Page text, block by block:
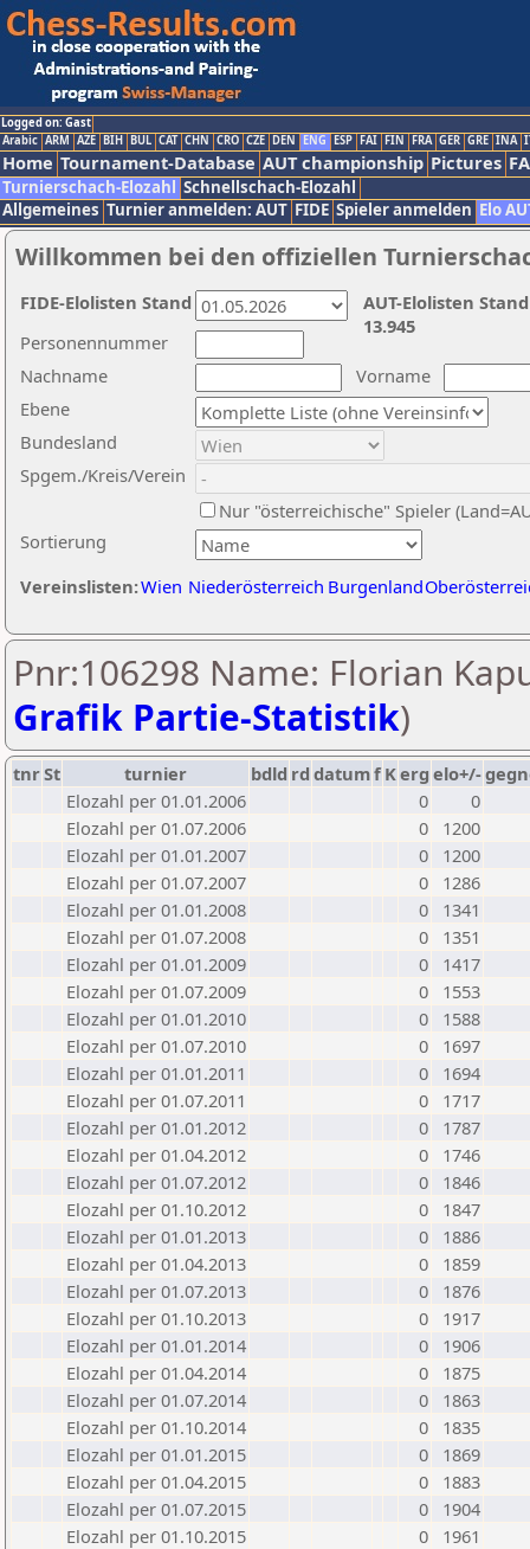
Logged on: Gast
Arabic ARM AZE BIH BUL CAT CHN CRO CZE DEN ENG ESP FAI FIN FRA GER GRE INA
Home Tournament-Database AUT championship Pictures
Turnierschach-Elozahl Schnellschach-Elozahl
Allgemeines Turnier anmelden: AUT FIDE Spieler anmelden Elo
Willkommen bei den offiziellen
Nachname
Vorname
Ebene
Sortierung
Personennummer
Bundesland
Spgem./Kreis/Verein
Nur "österreichische" Spieler
Vereinslisten:Wien Niederösterreich Burgenland
AUT-Elolisten
13.945
FIDE-Elolisten Stand
Pnr:106298 Name: Florian
Grafik Partie-Statistik)
tnrSt turnier bdld rd datumf Kerg elo+/-
Elozahl per 01.01.2006
0
0
Elozahl per 01.07.2006
0
1200
Elozahl per 01.01.2007
0
1200
Elozahl per 01.07.2007
0
1286
Elozahl per 01.01.2008
0
1341
Elozahl per 01.07.2008
0
1351
Elozahl per 01.01.2009
0
1417
Elozahl per 01.07.2009
0
1553
Elozahl per 01.01.2010
0
1588
Elozahl per 01.07.2010
0
1697
Elozahl per 01.01.2011
0
1694
Elozahl per 01.07.2011
0
1717
Elozahl per 01.01.2012
0
1787
Elozahl per 01.04.2012
0
1746
Elozahl per 01.07.2012
0
1846
Elozahl per 01.10.2012
0
1847
Elozahl per 01.01.2013
0
1886
Elozahl per 01.04.2013
0
1859
Elozahl per 01.07.2013
0
1876
Elozahl per 01.10.2013
0
1917
Elozahl per 01.01.2014
0
1906
Elozahl per 01.04.2014
0
1875
Elozahl per 01.07.2014
0
1863
Elozahl per 01.10.2014
0
1835
Elozahl per 01.01.2015
0
1869
Elozahl per 01.04.2015
0
1883
Elozahl per 01.07.2015
0
1904
Elozahl per 01.10.2015
0
1961